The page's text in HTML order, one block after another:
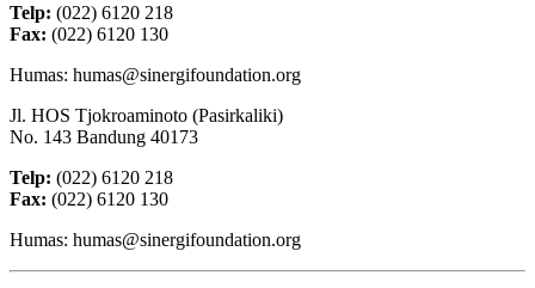
Telp: (022) 6120 218
Fax: (022) 6120 130
Humas: humas@sinergifoundation.org
Jl. HOS Tjokroaminoto (Pasirkaliki)
No. 143 Bandung 40173
Telp: (022) 6120 218
Fax: (022) 6120 130
Humas: humas@sinergifoundation.org